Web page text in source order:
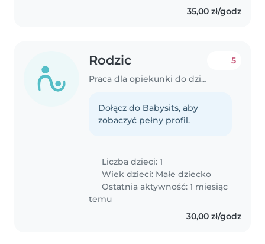
35,00 zł/godz
Rodzic
Praca dla opiekunki do dziecka w Opole
5
Dołącz do Babysits, aby
zobaczyć pełny profil.
Liczba dzieci: 1
Wiek dzieci: Małe dziecko
Ostatnia aktywność: 1 miesiąc
temu
30,00 zł/godz